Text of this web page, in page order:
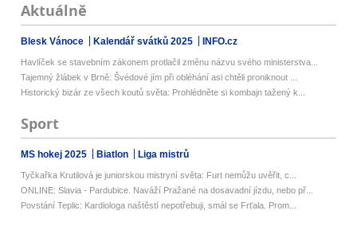
Aktuálně
Blesk Vánoce Kalendář svátků 2025 INFO.cz
Havlíček se stavebním zákonem protlačil změnu názvu svého ministerstva...
Tajemný žlábek v Brně: Švédové jím při obléhání asi chtěli proniknout ...
Historický bizár ze všech koutů světa: Prohlédněte si kombajn tažený k...
Sport
MS hokej 2025 Biatlon Liga mistrů
Tyčkařka Krutilová je juniorskou mistryní světa: Furt nemůžu uvěřit, c...
ONLINE: Slavia - Pardubice. Naváží Pražané na dosavadní jízdu, nebo př...
Povstání Teplic: Kardiologa naštěstí nepotřebuji, smál se Frťala. Prom...